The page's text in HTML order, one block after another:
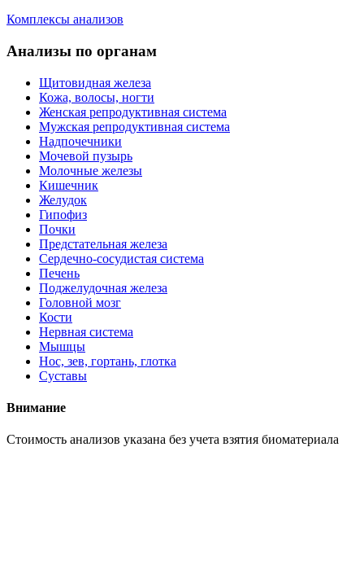
Комплексы анализов
Анализы по органам
Щитовидная железа
Кожа, волосы, ногти
Женская репродуктивная система
Мужская репродуктивная система
Надпочечники
Мочевой пузырь
Молочные железы
Кишечник
Желудок
Гипофиз
Почки
Предстательная железа
Сердечно-сосудистая система
Печень
Поджелудочная железа
Головной мозг
Кости
Нервная система
Мышцы
Нос, зев, гортань, глотка
Суставы
Внимание
Cтоимость анализов указана без учета взятия биоматериала